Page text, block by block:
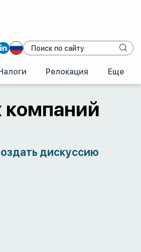
Релокация Еще
компаний
дискуссию